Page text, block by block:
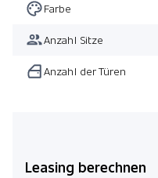
Farbe
Anzahl Sitze
Anzahl der Türen
Leasing berechnen